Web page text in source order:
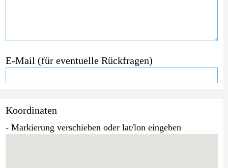
E-Mail (für eventuelle Rückfragen)
Koordinaten
- Markierung verschieben oder lat/lon eingeben